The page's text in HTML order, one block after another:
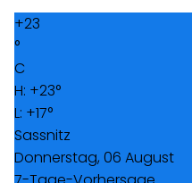
+23
°
C
H: +23°
L: +17°
Sassnitz
Donnerstag, 06 August